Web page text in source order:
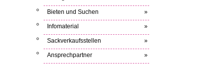
Bieten und Suchen »
Infomaterial »
Sackverkaufsstellen »
Ansprechpartner »